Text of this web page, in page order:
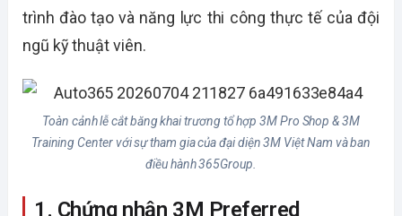
trình đào tạo và năng lực thi công thực tế của đội
ngũ kỹ thuật viên.
Toàn cảnh lễ cắt băng khai trương tổ hợp 3M Pro Shop & 3M
Training Center với sự tham gia của đại diện 3M Việt Nam và ban
điều hành 365Group.
1. Chứng nhận 3M Preferred